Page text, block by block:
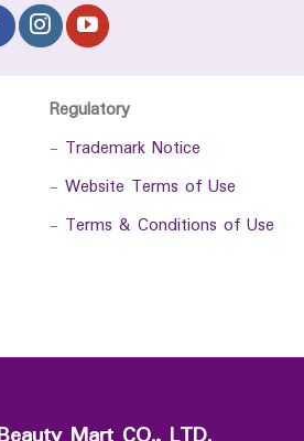
Regulatory
- Trademark Notice
- Website Terms of Use
- Terms & Conditions of Use